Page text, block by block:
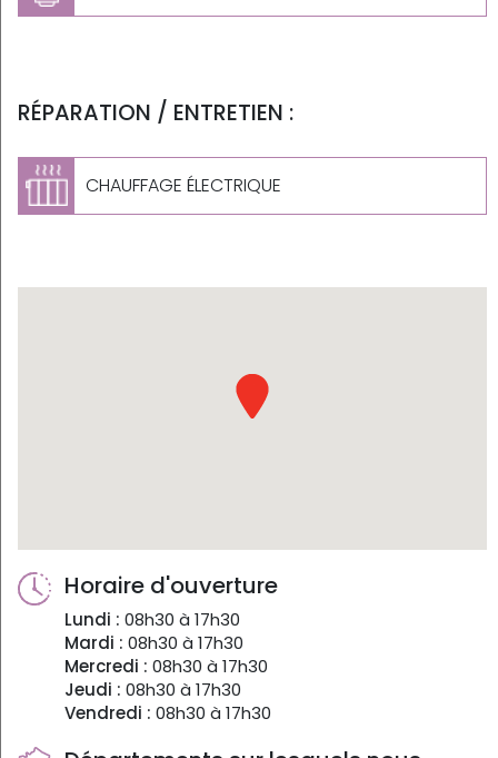
RÉPARATION / ENTRETIEN :
CHAUFFAGE ÉLECTRIQUE
Horaire d'ouverture
Lundi : 08h30 à 17h30
Mardi : 08h30 à 17h30
Mercredi : 08h30 à 17h30
Jeudi : 08h30 à 17h30
Vendredi : 08h30 à 17h30